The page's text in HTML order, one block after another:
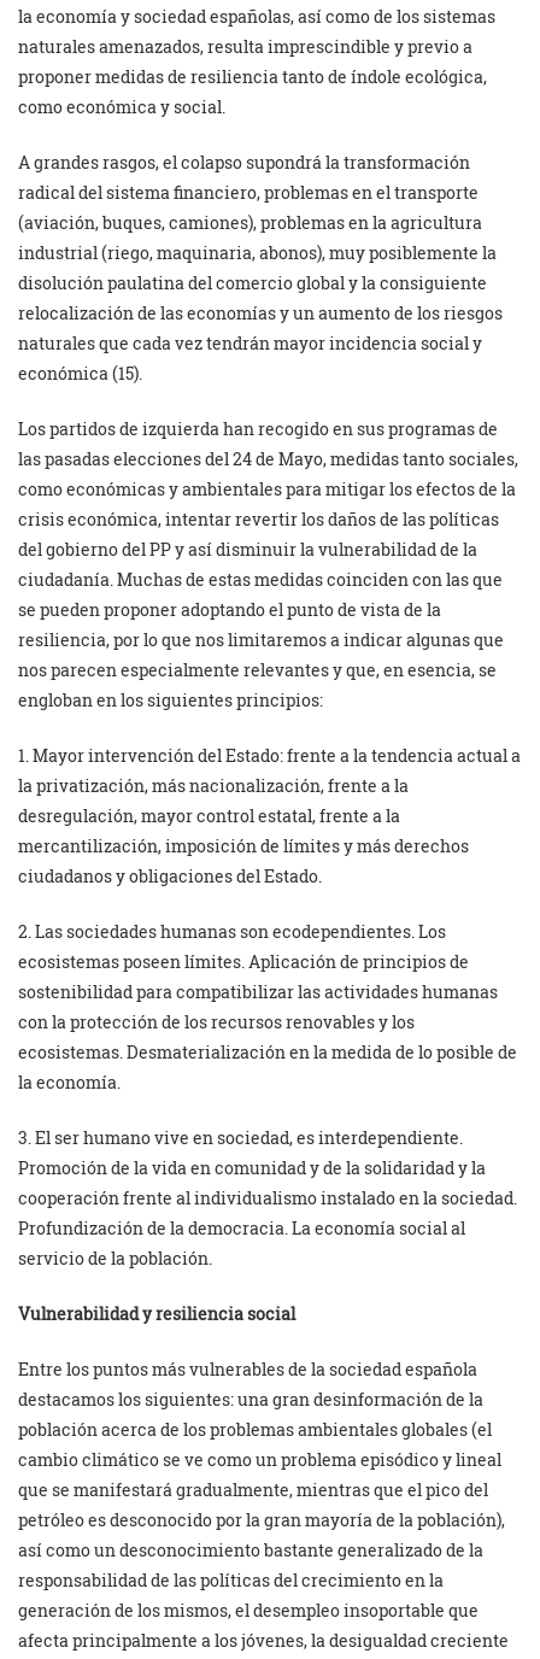
la economía y sociedad españolas, así como de los sistemas
naturales amenazados, resulta imprescindible y previo a
proponer medidas de resiliencia tanto de índole ecológica,
como económica y social.
A grandes rasgos, el colapso supondrá la transformación
radical del sistema financiero, problemas en el transporte
(aviación, buques, camiones), problemas en la agricultura
industrial (riego, maquinaria, abonos), muy posiblemente la
disolución paulatina del comercio global y la consiguiente
relocalización de las economías y un aumento de los riesgos
naturales que cada vez tendrán mayor incidencia social y
económica (15).
Los partidos de izquierda han recogido en sus programas de
las pasadas elecciones del 24 de Mayo, medidas tanto sociales,
como económicas y ambientales para mitigar los efectos de la
crisis económica, intentar revertir los daños de las políticas
del gobierno del PP y así disminuir la vulnerabilidad de la
ciudadanía. Muchas de estas medidas coinciden con las que
se pueden proponer adoptando el punto de vista de la
resiliencia, por lo que nos limitaremos a indicar algunas que
nos parecen especialmente relevantes y que, en esencia, se
engloban en los siguientes principios:
1. Mayor intervención del Estado: frente a la tendencia actual a
la privatización, más nacionalización, frente a la
desregulación, mayor control estatal, frente a la
mercantilización, imposición de límites y más derechos
ciudadanos y obligaciones del Estado.
2. Las sociedades humanas son ecodependientes. Los
ecosistemas poseen límites. Aplicación de principios de
sostenibilidad para compatibilizar las actividades humanas
con la protección de los recursos renovables y los
ecosistemas. Desmaterialización en la medida de lo posible de
la economía.
3. El ser humano vive en sociedad, es interdependiente.
Promoción de la vida en comunidad y de la solidaridad y la
cooperación frente al individualismo instalado en la sociedad.
Profundización de la democracia. La economía social al
servicio de la población.
Vulnerabilidad y resiliencia social
Entre los puntos más vulnerables de la sociedad española
destacamos los siguientes: una gran desinformación de la
población acerca de los problemas ambientales globales (el
cambio climático se ve como un problema episódico y lineal
que se manifestará gradualmente, mientras que el pico del
petróleo es desconocido por la gran mayoría de la población),
así como un desconocimiento bastante generalizado de la
responsabilidad de las políticas del crecimiento en la
generación de los mismos, el desempleo insoportable que
afecta principalmente a los jóvenes, la desigualdad creciente